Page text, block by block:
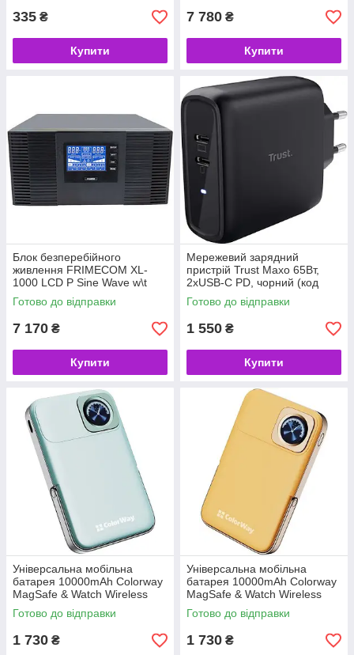
335 ₴
Купити
7 780 ₴
Купити
Блок безперебійного
живлення FRIMECOM XL-
1000 LCD P Sine Wave w\t
Battery (код 157496)
Готово до відправки
7 170 ₴
Купити
Мережевий зарядний
пристрій Trust Maxo 65Вт,
2xUSB-C PD, чорний (код
157179)
Готово до відправки
1 550 ₴
Купити
Універсальна мобільна
батарея 10000mAh Colorway
MagSafe & Watch Wireless
Aquamarine (USB-C PD
22.5W) (код 156377)
Готово до відправки
1 730 ₴
Універсальна мобільна
батарея 10000mAh Colorway
MagSafe & Watch Wireless
Amber (USB-C PD 22.5W)
(код 156376)
Готово до відправки
1 730 ₴